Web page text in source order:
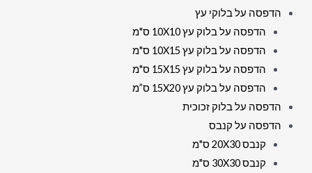
הדפסה על בלוקי עץ
הדפסה על בלוק עץ 10X10 ס"מ
הדפסה על בלוק עץ 10X15 ס"מ
הדפסה על בלוק עץ 15X15 ס"מ
הדפסה על בלוק עץ 15X20 ס”מ
הדפסה על בלוק זכוכית
הדפסה על קנבס
קנבס 20X30 ס"מ
קנבס 30X30 ס"מ
קנבס
זכוכית